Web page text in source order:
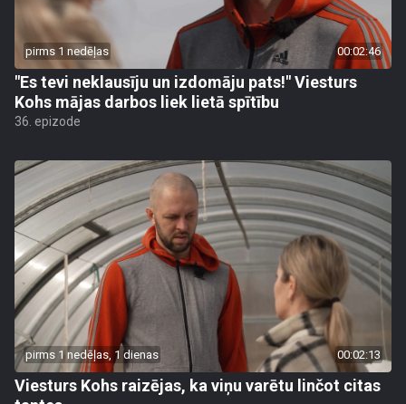
pirms 1 nedēļas 00:02:46
"Es tevi neklausīju un izdomāju pats!" Viesturs
Kohs mājas darbos liek lietā spītību
36. epizode
pirms 1 nedēļas, 1 dienas 00:02:13
Viesturs Kohs raizējas, ka viņu varētu linčot citas